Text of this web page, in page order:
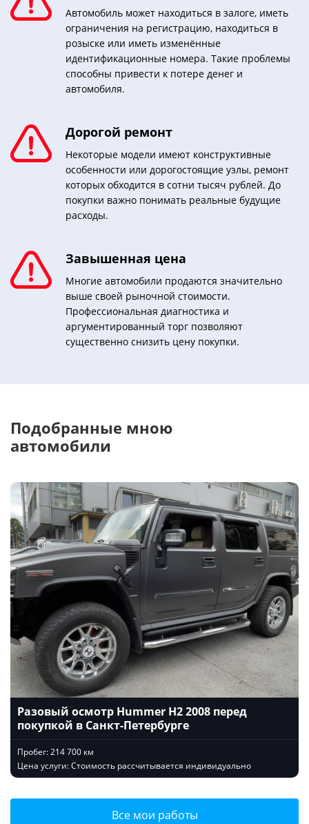
Автомобиль может находиться в залоге, иметь
ограничения на регистрацию, находиться в
розыске или иметь изменённые
идентификационные номера. Такие проблемы
способны привести к потере денег и
автомобиля.
Дорогой ремонт
Некоторые модели имеют конструктивные
особенности или дорогостоящие узлы, ремонт
которых обходится в сотни тысяч рублей. До
покупки важно понимать реальные будущие
расходы.
Завышенная цена
Многие автомобили продаются значительно
выше своей рыночной стоимости.
Профессиональная диагностика и
аргументированный торг позволяют
существенно снизить цену покупки.
Подобранные мною
автомобили
Разовый осмотр Hummer H2 2008 перед
покупкой в Санкт-Петербурге
Пробег: 214 700 км
Цена услуги: Стоимость рассчитывается индивидуально
Все мои работы